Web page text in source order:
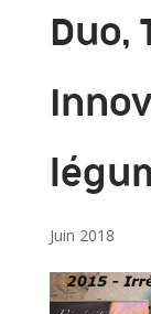
Duo,
Juin 2018